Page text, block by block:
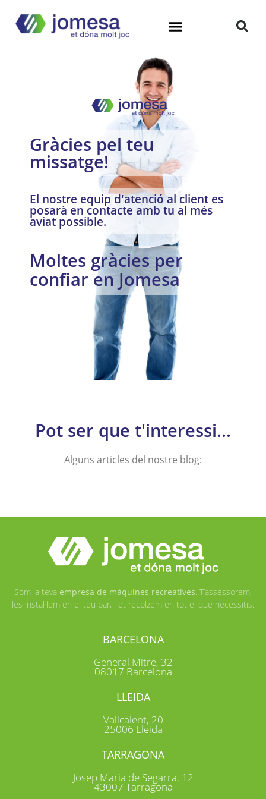
Gràcies pel teu
missatge!
El nostre equip d'atenció al client es
posarà en contacte amb tu al més
aviat possible.
Moltes gràcies per
confiar en Jomesa
Pot ser que t'interessi...
Alguns articles del nostre blog:
Som la teva empresa de màquines recreatives. T’assessorem,
les instal·lem en el teu bar, i et recolzem en tot el que necessitis.
BARCELONA
General Mitre, 32
08017 Barcelona
LLEIDA
Vallcalent, 20
25006 Lleida
TARRAGONA
Josep Maria de Segarra, 12
43007 Tarragona